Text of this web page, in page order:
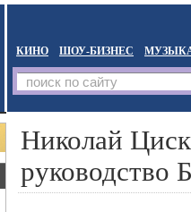
КИНО ШОУ-БИЗНЕС
Николай
руководство